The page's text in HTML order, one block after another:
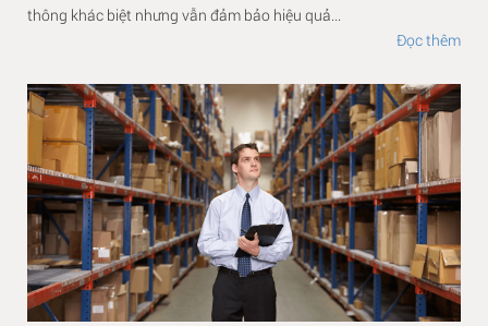
thông khác biệt nhưng vẫn đảm bảo hiệu quả...
Đọc thêm